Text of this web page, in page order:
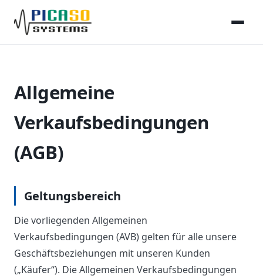
Allgemeine
Verkaufsbedingungen
(AGB)
Geltungsbereich
Die vorliegenden Allgemeinen
Verkaufsbedingungen (AVB) gelten für alle unsere
Geschäftsbeziehungen mit unseren Kunden
(„Käufer“). Die Allgemeinen Verkaufsbedingungen